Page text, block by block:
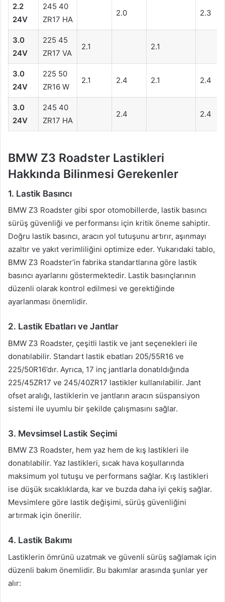
2.2
24V
245 40
ZR17 HA
2.0 2.3
3.0
24V
225 45
ZR17 VA
2.1 2.1
3.0
24V
225 50
ZR16 W
2.1 2.4 2.1 2.4
3.0
24V
245 40
ZR17 HA
2.4 2.4
BMW Z3 Roadster Lastikleri
Hakkında Bilinmesi Gerekenler
1. Lastik Basıncı
BMW Z3 Roadster gibi spor otomobillerde, lastik basıncı
sürüş güvenliği ve performansı için kritik öneme sahiptir.
Doğru lastik basıncı, aracın yol tutuşunu artırır, aşınmayı
azaltır ve yakıt verimliliğini optimize eder. Yukarıdaki tablo,
BMW Z3 Roadster’in fabrika standartlarına göre lastik
basıncı ayarlarını göstermektedir. Lastik basınçlarının
düzenli olarak kontrol edilmesi ve gerektiğinde
ayarlanması önemlidir.
2. Lastik Ebatları ve Jantlar
BMW Z3 Roadster, çeşitli lastik ve jant seçenekleri ile
donatılabilir. Standart lastik ebatları 205/55R16 ve
225/50R16’dır. Ayrıca, 17 inç jantlarla donatıldığında
225/45ZR17 ve 245/40ZR17 lastikler kullanılabilir. Jant
ofset aralığı, lastiklerin ve jantların aracın süspansiyon
sistemi ile uyumlu bir şekilde çalışmasını sağlar.
3. Mevsimsel Lastik Seçimi
BMW Z3 Roadster, hem yaz hem de kış lastikleri ile
donatılabilir. Yaz lastikleri, sıcak hava koşullarında
maksimum yol tutuşu ve performans sağlar. Kış lastikleri
ise düşük sıcaklıklarda, kar ve buzda daha iyi çekiş sağlar.
Mevsimlere göre lastik değişimi, sürüş güvenliğini
artırmak için önerilir.
4. Lastik Bakımı
Lastiklerin ömrünü uzatmak ve güvenli sürüş sağlamak için
düzenli bakım önemlidir. Bu bakımlar arasında şunlar yer
alır: